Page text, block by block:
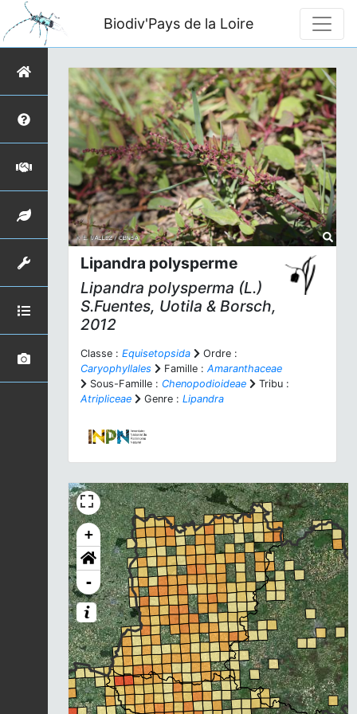
Biodiv'Pays de la Loire
Lipandra polysperme
Lipandra polysperma (L.)
S.Fuentes, Uotila & Borsch,
2012
Classe : Equisetopsida
Ordre :
Caryophyllales
Famille : Amaranthaceae
Sous-Famille : Chenopodioideae
Tribu :
Atripliceae
Genre : Lipandra
+
-